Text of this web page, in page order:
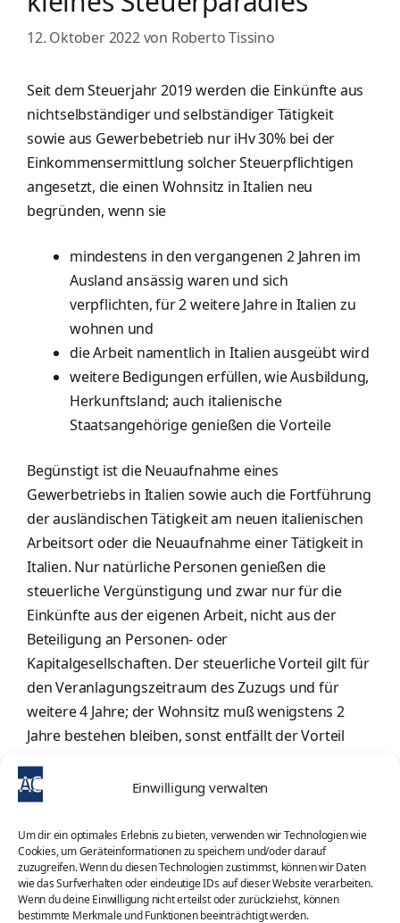
Einwilligung verwalten
Um dir ein optimales Erlebnis zu bieten, verwenden wir Technologien wie
Cookies, um Geräteinformationen zu speichern und/oder darauf
zuzugreifen. Wenn du diesen Technologien zustimmst, können wir Daten
wie das Surfverhalten oder eindeutige IDs auf dieser Website verarbeiten.
Wenn du deine Einwilligung nicht erteilst oder zurückziehst, können
bestimmte Merkmale und Funktionen beeinträchtigt werden.
12. Oktober 2022von Roberto Tissino
Seit dem Steuerjahr 2019 werden die Einkünfte aus
nichtselbständiger und selbständiger Tätigkeit
sowie aus Gewerbebetrieb nur iHv 30% bei der
Einkommensermittlung solcher Steuerpflichtigen
angesetzt, die einen Wohnsitz in Italien neu
begründen, wenn sie
mindestens in den vergangenen 2 Jahren im
Ausland ansässig waren und sich
verpflichten, für 2 weitere Jahre in Italien zu
wohnen und
die Arbeit namentlich in Italien ausgeübt wird
weitere Bedigungen erfüllen, wie Ausbildung,
Herkunftsland; auch italienische
Staatsangehörige genießen die Vorteile
Begünstigt ist die Neuaufnahme eines
Gewerbetriebs in Italien sowie auch die Fortführung
der ausländischen Tätigkeit am neuen italienischen
Arbeitsort oder die Neuaufnahme einer Tätigkeit in
Italien. Nur natürliche Personen genießen die
steuerliche Vergünstigung und zwar nur für die
Einkünfte aus der eigenen Arbeit, nicht aus der
Beteiligung an Personen- oder
Kapitalgesellschaften. Der steuerliche Vorteil gilt für
den Veranlagungszeitraum des Zuzugs und für
weitere 4 Jahre; der Wohnsitz muß wenigstens 2
Jahre bestehen bleiben, sonst entfällt der Vorteil
ist für Eltern und für Wohnungseigentümer
vorgesehn; dabei sinkt der Vorteil leicht.
Der Umzug in den Süden(Mezzogiorno)bringt
einen erheblichen Vorteil: nur 10% der Einkünfte
werden versteuert.